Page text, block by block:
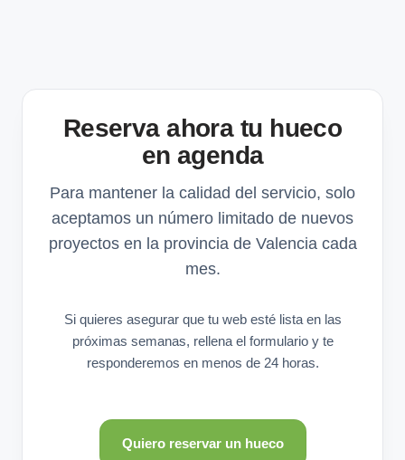
Reserva ahora tu hueco
en agenda
Para mantener la calidad del servicio, solo
aceptamos un número limitado de nuevos
proyectos en la provincia de Valencia cada
mes.
Si quieres asegurar que tu web esté lista en las
próximas semanas, rellena el formulario y te
responderemos en menos de 24 horas.
Quiero reservar un hueco